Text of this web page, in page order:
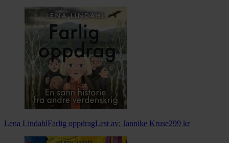
Lena LindahlFarlig oppdragLest av: Jannike Kruse299 kr